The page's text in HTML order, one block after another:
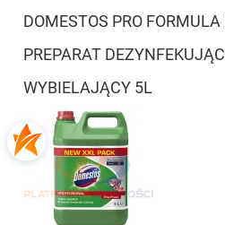
DOMESTOS PRO FORMULA
PREPARAT
WYBIELAJĄCY 5L